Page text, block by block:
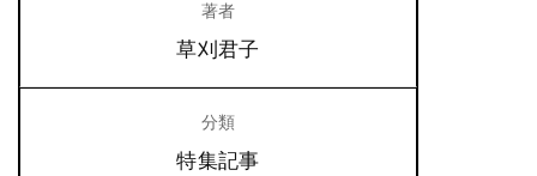
草刈君子
特集記事